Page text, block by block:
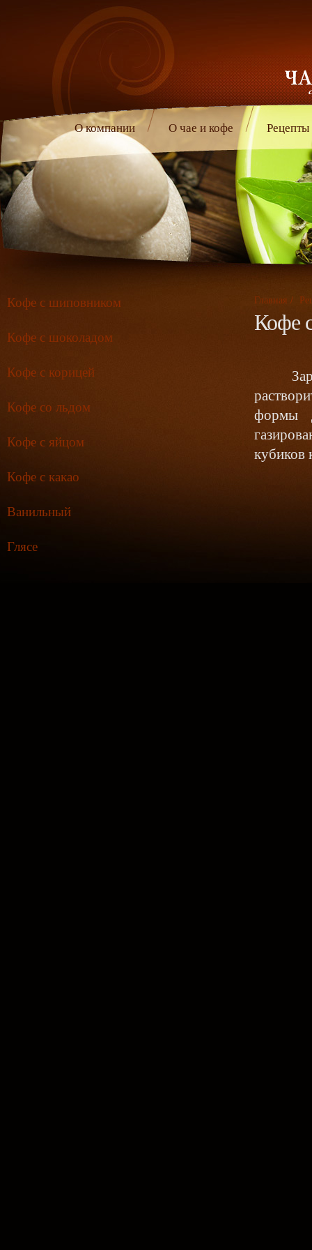
О компании О чае и кофе Рецепты
Кофе с шиповником
Кофе с шоколадом
Кофе с корицей
Кофе со льдом
Кофе с яйцом
Кофе с какао
Ванильный
Глясе
Главная /
Кофе
формы
кубиков